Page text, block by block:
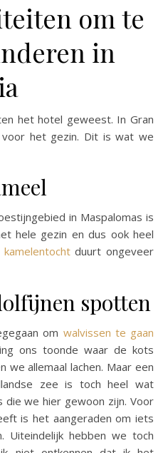
om te
in
het hotel geweest. In Gran
het gezin. Dit is wat we
in Maspalomas is
hele gezin en dus ook heel
kamelentochtduurt ongeveer
spotten
om walvissen te gaan
ons toonde waar de kots
we allemaal lachen. Maar een
zee is toch heel wat
we hier gewoon zijn. Voor
is het aangeraden om iets
Uiteindelijk hebben we toch